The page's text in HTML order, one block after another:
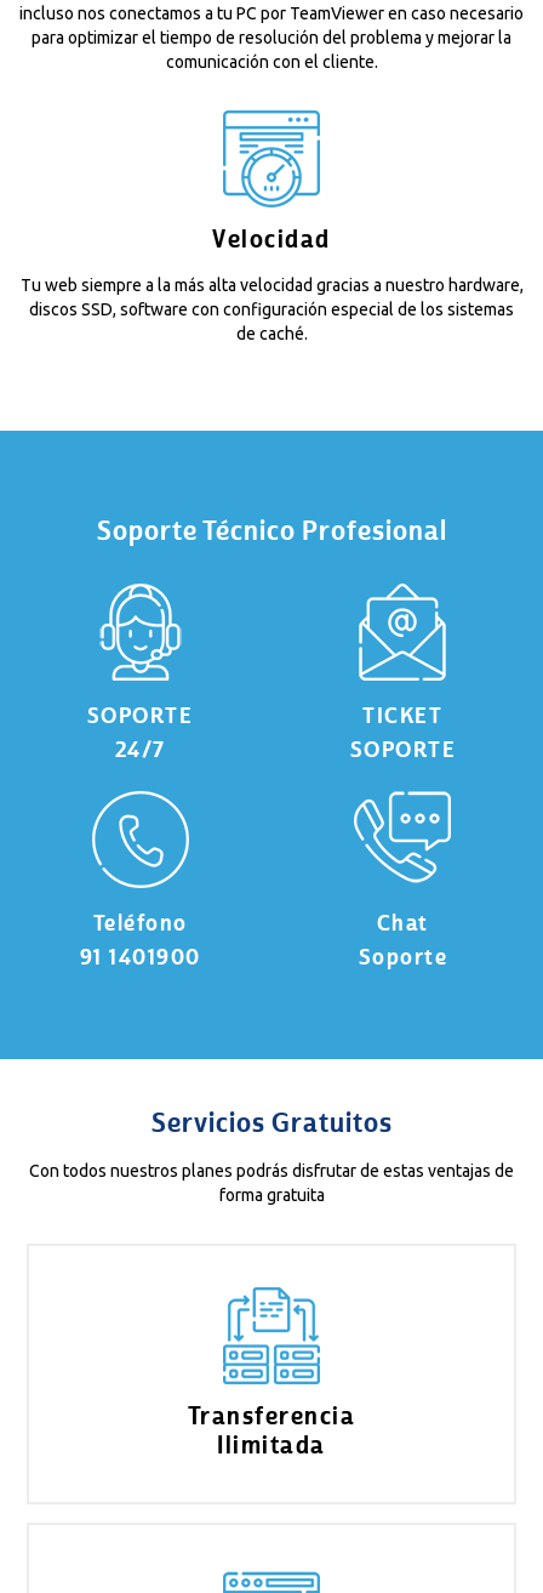
incluso nos conectamos a tu PC por TeamViewer en caso necesario
para optimizar el tiempo de resolución del problema y mejorar la
comunicación con el cliente.
Velocidad
Tu web siempre a la más alta velocidad gracias a nuestro hardware,
discos SSD, software con configuración especial de los sistemas
de caché.
Soporte Técnico Profesional
SOPORTE
24/7
TICKET
SOPORTE
Teléfono
91 1401900
Chat
Soporte
Servicios Gratuitos
Con todos nuestros planes podrás disfrutar de estas ventajas de
forma gratuita
Transferencia
Ilimitada